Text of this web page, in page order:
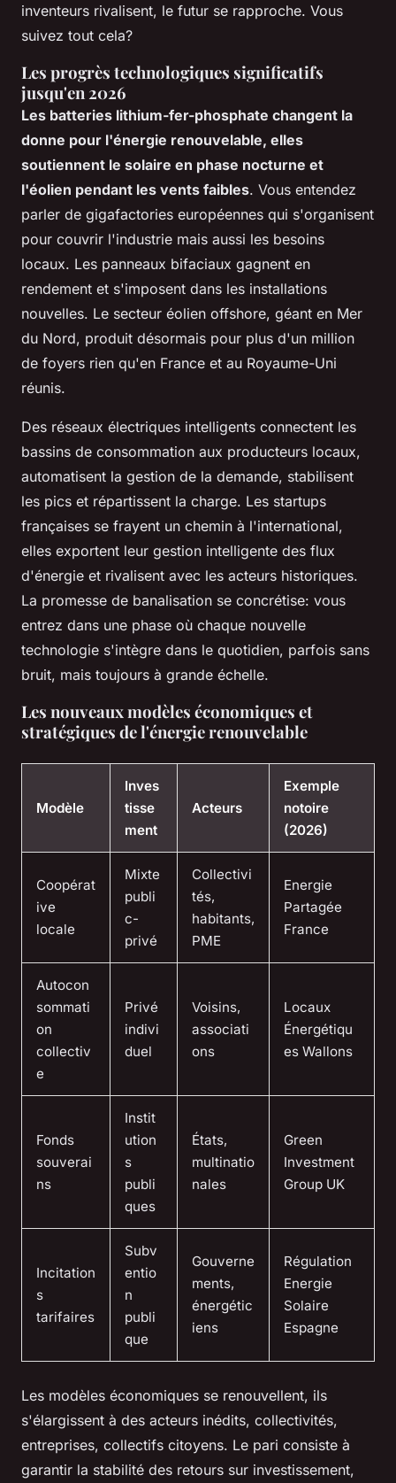
inventeurs rivalisent, le futur se rapproche. Vous
suivez tout cela?
Les progrès technologiques significatifs
jusqu'en 2026
Les batteries lithium-fer-phosphate changent la
donne pour l'énergie renouvelable, elles
soutiennent le solaire en phase nocturne et
l'éolien pendant les vents faibles. Vous entendez
parler de gigafactories européennes qui s'organisent
pour couvrir l'industrie mais aussi les besoins
locaux. Les panneaux bifaciaux gagnent en
rendement et s'imposent dans les installations
nouvelles. Le secteur éolien offshore, géant en Mer
du Nord, produit désormais pour plus d'un million
de foyers rien qu'en France et au Royaume-Uni
réunis.
Des réseaux électriques intelligents connectent les
bassins de consommation aux producteurs locaux,
automatisent la gestion de la demande, stabilisent
les pics et répartissent la charge. Les startups
françaises se frayent un chemin à l'international,
elles exportent leur gestion intelligente des flux
d'énergie et rivalisent avec les acteurs historiques.
La promesse de banalisation se concrétise: vous
entrez dans une phase où chaque nouvelle
technologie s'intègre dans le quotidien, parfois sans
bruit, mais toujours à grande échelle.
Les nouveaux modèles économiques et
stratégiques de l'énergie renouvelable
Modèle
Inves
tisse
ment
Acteurs
Exemple
notoire
(2026)
Coopérat
ive
locale
Mixte
publi
c-
privé
Collectivi
tés,
habitants,
PME
Energie
Partagée
France
Autocon
sommati
on
collectiv
e
Privé
indivi
duel
Voisins,
associati
ons
Locaux
Énergétiqu
es Wallons
Fonds
souverai
ns
Instit
ution
s
publi
ques
États,
multinatio
nales
Green
Investment
Group UK
Incitation
s
tarifaires
Subv
entio
n
publi
que
Gouverne
ments,
énergétic
iens
Régulation
Energie
Solaire
Espagne
Les modèles économiques se renouvellent, ils
s'élargissent à des acteurs inédits, collectivités,
entreprises, collectifs citoyens. Le pari consiste à
garantir la stabilité des retours sur investissement,